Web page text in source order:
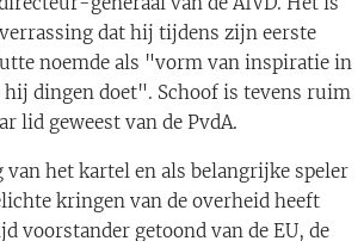
dat hij tijdens zijn eerste
noemde als "vorm van inspiratie in
hij dingen doet". Schoof is tevens ruim
lid geweest van de PvdA.
het kartel en als belangrijke speler
kringen van de overheid heeft
voorstander getoond van de EU, de